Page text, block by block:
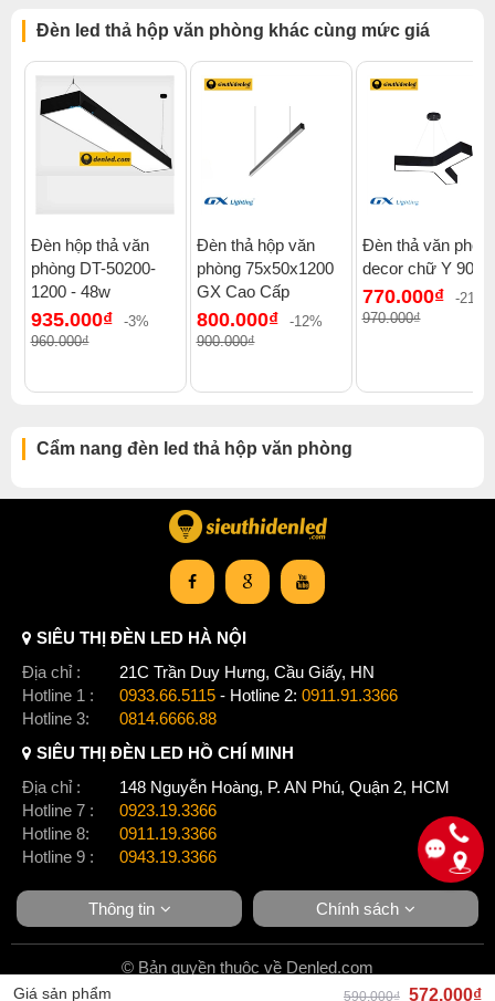
Đèn thả hộp văn phòng Ứng dụng của đèn thả hộp văn phòng
DT-5070-1200 36w Được sử dụng chiếu sáng trong nhà cho
các công trình dân dụng, khách sạn, showroom trưng bày sản
phẩm, văn phòng. Đèn LED tuýp thả được sử dụng chiếu
sáng văn phòng, chiếu sáng bàn làm việc, treo thả trần, treo
thả bàn làm việc…
Đèn thả hộp văn phòng Quý khách hàng có băn khoăn thắc
ngay tới Thế giới đèn led để được hỗ trợ tư vấn giải đáp tốt
nhất. Mọi thông tin chi tiết bạn có thể liên hệ: THẾ GIỚI ĐÈN
LED. www.denled.com
Showroom Hà Nội: CS1: 21C Trần Duy Hưng, Cầu Giấy, HN:
Hotline: 09 33.66.5115 ĐT: 094.366.5115 - 0911913366 Email:
denled@denled.com
2 ĐT: 0923.66.5115 Hotline: 0911.19.3366
Xem thêm:
Đèn led thả hộp văn phòng khác cùng mức giá
Đèn hộp thả văn
phòng DT-50200-
1200 - 48w
935.000₫
-3%
960.000₫
Đèn thả hộp văn
phòng 75x50x1200
GX Cao Cấp
800.000₫
-12%
900.000₫
Đèn thả văn
decor chữ Y 900
770.000₫
-21%
970.000₫
Cẩm nang đèn led thả hộp văn phòng
Giá sản phẩm 590.000₫ 572.000₫
SIÊU THỊ ĐÈN LED HÀ NỘI
Địa chỉ :
21C Trần Duy Hưng, Cầu Giấy, HN
Hotline 1 :
0933.66.5115 - Hotline 2: 0911.91.3366
Hotline 3:
0814.6666.88
SIÊU THỊ ĐÈN LED HỒ CHÍ MINH
Địa chỉ :
148 Nguyễn Hoàng, P. AN Phú, Quận 2, HCM
Hotline 7 :
0923.19.3366
Hotline 8:
0911.19.3366
Hotline 9 :
0943.19.3366
Thông tin Chính sách
© Bản quyền thuộc về Denled.com